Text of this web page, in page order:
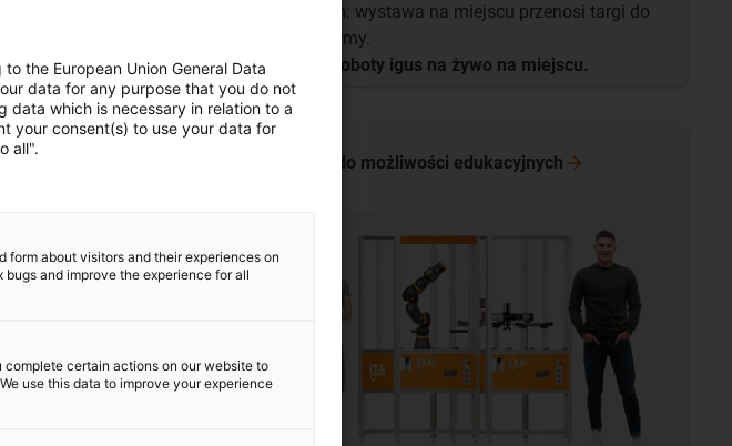
Wsparcie dla
automatyzacji.
w jednym: wystawa na miejscu przenosi targi do
Twojej firmy.
Zobacz roboty igus na żywo na miejscu.
i Przejdź do możliwości edukacyjnych
the European Union General Data
data for any purpose that you do not
which is necessary in relation to a
your consent(s) to use your data for
all".
form about visitors and their experiences on
and improve the experience for all
certain actions on our website to
use this data to improve your experience